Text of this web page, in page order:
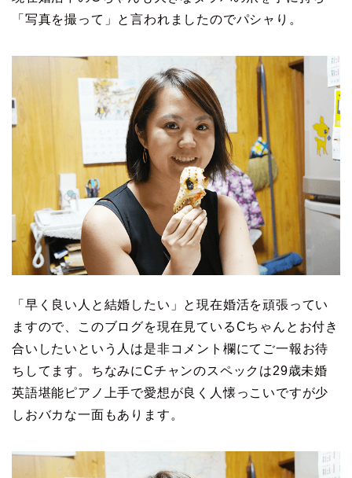
「写真を撮って」と言われましたのでパシャり。
「早く良い人と結婚したい」と現在婚活を頑張ってい
ますので、このブログを現在見ているCちゃんとお付き
合いしたいという人は是非コメント欄にてご一報お待
ちしてます。ちなみにCチャンのスペックは29歳未婚
英語堪能ピアノ上手で愛想が良く人懐っこいですが少
しおバカな一面もあります。